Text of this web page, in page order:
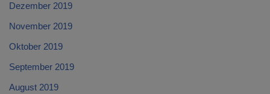
Dezember 2019
November 2019
Oktober 2019
September 2019
August 2019